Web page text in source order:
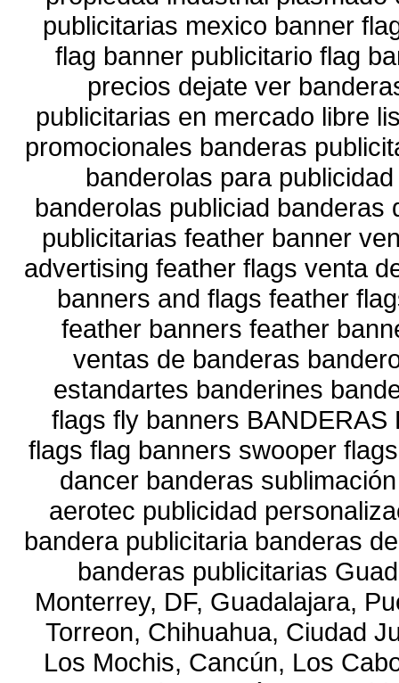
publicitarias mexico banner
flag banner publicitario flag
precios dejate ver
publicitarias en mercado libre
promocionales banderas
banderolas para
banderolas publiciad
publicitarias feather banner
advertising feather flags venta
banners and flags feather
feather banners feather
ventas de banderas
estandartes banderines
flags fly banners
flags flag banners swooper
dancer banderas
aerotec publicidad
bandera publicitaria banderas
banderas publicitarias
Monterrey, DF, Guadalajara,
Torreon, Chihuahua, Ciudad
Los Mochis, Cancún, Los